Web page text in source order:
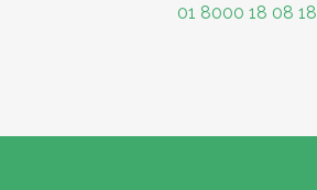
01 8000 18 08 18